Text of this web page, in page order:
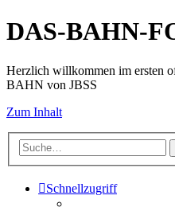
DAS-BAHN-
Herzlich willkommen im ersten
BAHN von JBSS
Zum Inhalt
Schnellzugriff